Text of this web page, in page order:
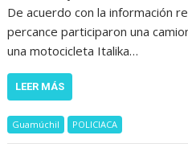
De acuerdo con la información
percance participaron una
una motocicleta Italika…
LEER MÁS
Guamúchil POLICIACA